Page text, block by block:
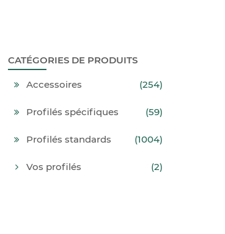
CATÉGORIES DE PRODUITS
Accessoires (254)
Profilés spécifiques (59)
Profilés standards (1004)
Vos profilés (2)